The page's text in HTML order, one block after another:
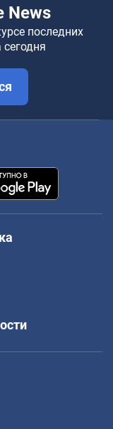
News
последних